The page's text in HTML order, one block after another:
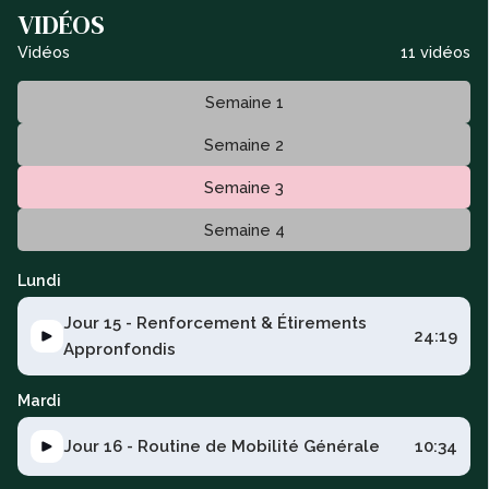
VIDÉOS
Vidéos 11 vidéos
Semaine 1
Semaine 2
Semaine 3
Semaine 4
Lundi
Jour 15 - Renforcement & Étirements
Appronfondis
24:19
Mardi
Jour 16 - Routine de Mobilité Générale 10:34